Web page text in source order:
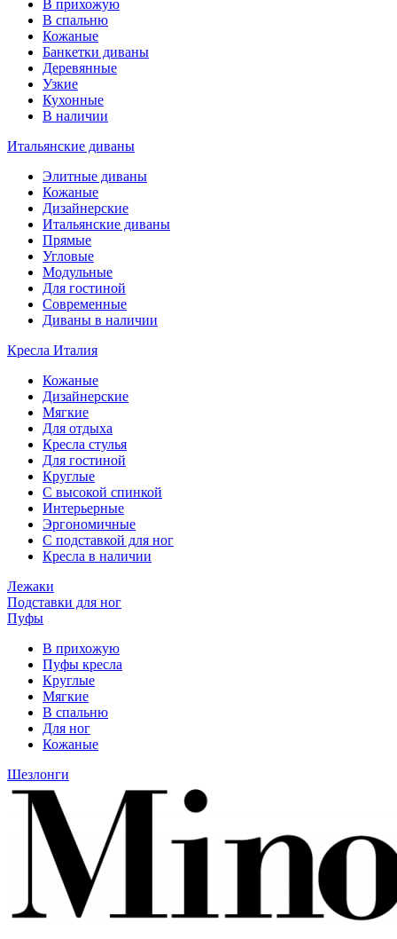
В прихожую
В спальню
Кожаные
Банкетки диваны
Деревянные
Узкие
Кухонные
В наличии
Итальянские диваны
Элитные диваны
Кожаные
Дизайнерские
Итальянские диваны
Прямые
Угловые
Модульные
Для гостиной
Современные
Диваны в наличии
Кресла Италия
Кожаные
Дизайнерские
Мягкие
Для отдыха
Кресла стулья
Для гостиной
Круглые
С высокой спинкой
Интерьерные
Эргономичные
С подставкой для ног
Кресла в наличии
Лежаки
Подставки для ног
Пуфы
В прихожую
Пуфы кресла
Круглые
Мягкие
В спальню
Для ног
Кожаные
Шезлонги